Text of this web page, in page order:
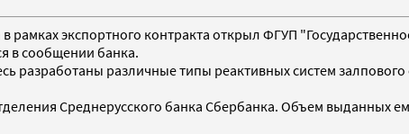
рамках экспортного контракта открыл ФГУП
в сообщении банка.
различные типы реактивных систем
Среднерусского банка Сбербанка. Объем выданных